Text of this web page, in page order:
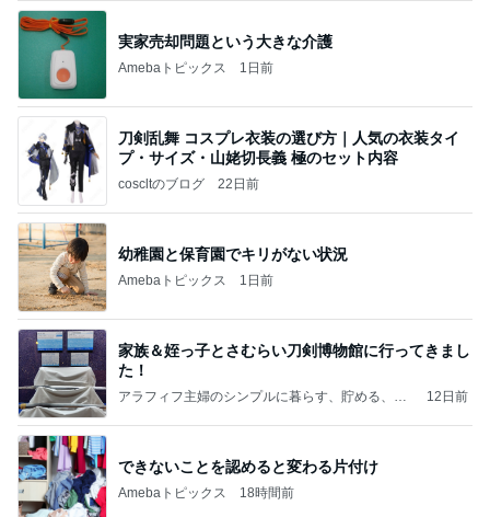
実家売却問題という大きな介護
Amebaトピックス 1日前
刀剣乱舞 コスプレ衣装の選び方｜人気の衣装タイ
プ・サイズ・山姥切長義 極のセット内容
coscltのブログ 22日前
幼稚園と保育園でキリがない状況
Amebaトピックス 1日前
家族＆姪っ子とさむらい刀剣博物館に行ってきまし
た！
アラフィフ主婦のシンプルに暮らす、貯める、楽
12日前
できないことを認めると変わる片付け
Amebaトピックス 18時間前